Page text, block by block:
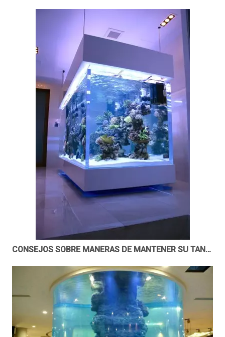
CONSEJOS SOBRE MANERAS DE MANTENER SU TANQUE DE ACRÍLICO LIBRE DE RAYONES - LEYU ACRYLIC